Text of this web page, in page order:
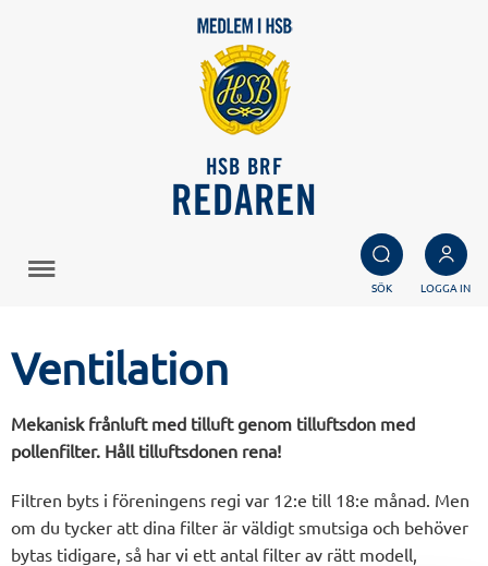
HSB BRF
REDAREN
SÖK LOGGA IN
Ventilation
Mekanisk frånluft med tilluft genom tilluftsdon med
pollenfilter. Håll tilluftsdonen rena!
Filtren byts i föreningens regi var 12:e till 18:e månad. Men
om du tycker att dina filter är väldigt smutsiga och behöver
bytas tidigare, så har vi ett antal filter av rätt modell,